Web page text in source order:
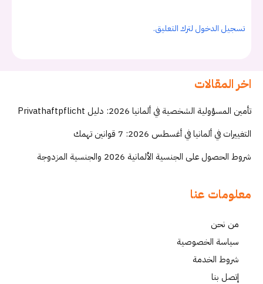
تسجيل الدخول لترك التعليق.
اخر المقالات
تأمين المسؤولية الشخصية في ألمانيا 2026: دليل Privathaftpflicht
التغييرات في ألمانيا في أغسطس 2026: 7 قوانين تهمك
شروط الحصول على الجنسية الألمانية 2026 والجنسية المزدوجة
معلومات عنا
من نحن
سياسة الخصوصية
شروط الخدمة
إتصل بنا